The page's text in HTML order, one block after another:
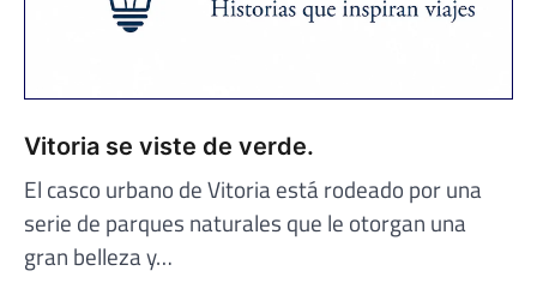
Vitoria se viste de verde.
El casco urbano de Vitoria está rodeado por una
serie de parques naturales que le otorgan una
gran belleza y…